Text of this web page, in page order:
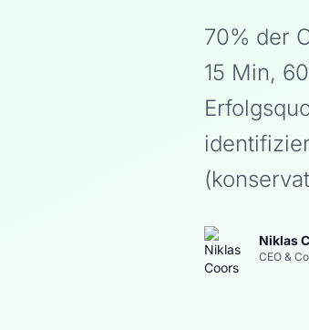
70% der
15 Min,
Niklas
CEO &